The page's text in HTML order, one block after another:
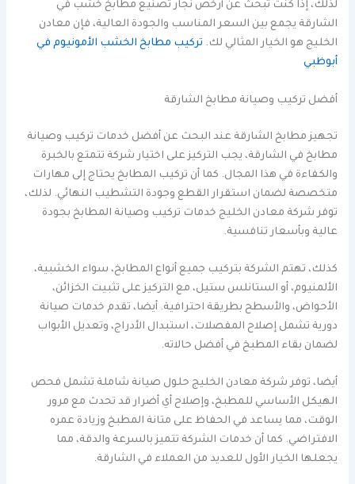
لذلك، إذا كنت تبحث عن أرخص نجار تصنيع مطابخ خشب في
الشارقة يجمع بين السعر المناسب والجودة العالية، فإن معادن
الخليج هو الخيار المثالي لك. تركيب مطابخ الخشب الأمونيوم في
أبوظبي
أفضل تركيب وصيانة مطابخ الشارقة
تجهيز مطابخ الشارقة عند البحث عن أفضل خدمات تركيب وصيانة
مطابخ في الشارقة، يجب التركيز على اختيار شركة تتمتع بالخبرة
والكفاءة في هذا المجال. كما أن تركيب المطابخ يحتاج إلى مهارات
متخصصة لضمان استقرار القطع وجودة التشطيب النهائي. لذلك،
توفر شركة معادن الخليج خدمات تركيب وصيانة المطابخ بجودة
عالية وبأسعار تنافسية.
كذلك، تهتم الشركة بتركيب جميع أنواع المطابخ، سواء الخشبية،
الألمنيوم، أو الستانلس ستيل، مع التركيز على تثبيت الخزائن،
الأحواض، والأسطح بطريقة احترافية. أيضا، تقدم خدمات صيانة
دورية تشمل إصلاح المفصلات، استبدال الأدراج، وتعديل الأبواب
لضمان بقاء المطبخ في أفضل حالاته.
أيضا، توفر شركة معادن الخليج حلول صيانة شاملة تشمل فحص
الهيكل الأساسي للمطبخ، وإصلاح أي أضرار قد تحدث مع مرور
الوقت، مما يساعد في الحفاظ على متانة المطبخ وزيادة عمره
الافتراضي. كما أن خدمات الشركة تتميز بالسرعة والدقة، مما
يجعلها الخيار الأول للعديد من العملاء في الشارقة.